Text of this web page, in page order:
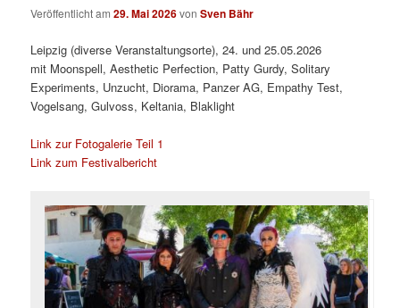
Veröffentlicht am29. Mai 2026vonSven Bähr
Leipzig (diverse Veranstaltungsorte), 24. und 25.05.2026
mit Moonspell, Aesthetic Perfection, Patty Gurdy, Solitary
Experiments, Unzucht, Diorama, Panzer AG, Empathy Test,
Vogelsang, Gulvoss, Keltania, Blaklight
Link zur Fotogalerie Teil 1
Link zum Festivalbericht